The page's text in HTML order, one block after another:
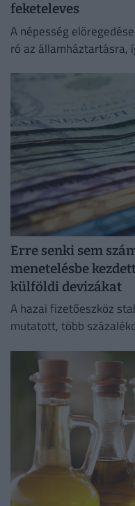
feketeleves
A népesség
ró az államháztartásra,
Erre senki sem
menetelésbe
külföldi devizákat
A hazai fizetőeszköz
mutatott, több